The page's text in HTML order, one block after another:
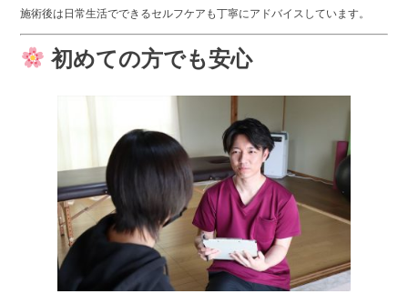
施術後は日常生活でできるセルフケアも丁寧にアドバイスしています。
初めての方でも安心